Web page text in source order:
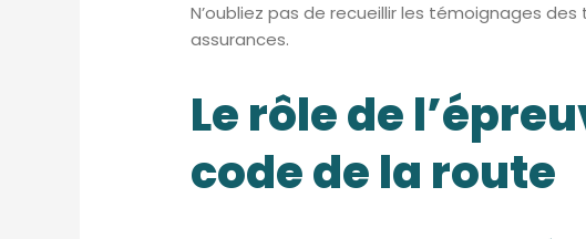
N’oubliez pas de recueillir les témoignages
assurances.
Le rôle de
code de la route